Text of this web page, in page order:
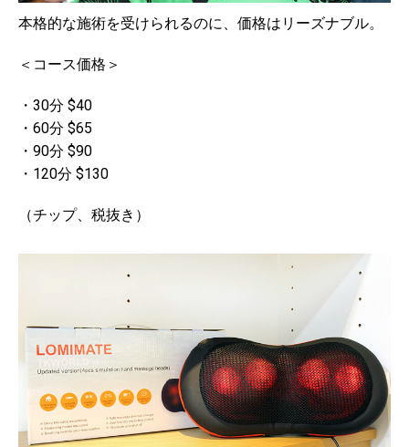
本格的な施術を受けられるのに、価格はリーズナブル。
＜コース価格＞
・30分 $40
・60分 $65
・90分 $90
・120分 $130
（チップ、税抜き）